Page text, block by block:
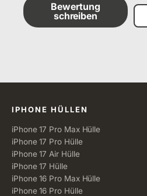
Bewertung
schreiben
Alle Kategorien
IPHONE HÜLLEN
iPhone 17 Pro Max Hülle
iPhone 17 Pro Hülle
iPhone 17 Air Hülle
iPhone 17 Hülle
iPhone 16 Pro Max Hülle
iPhone 16 Pro Hülle